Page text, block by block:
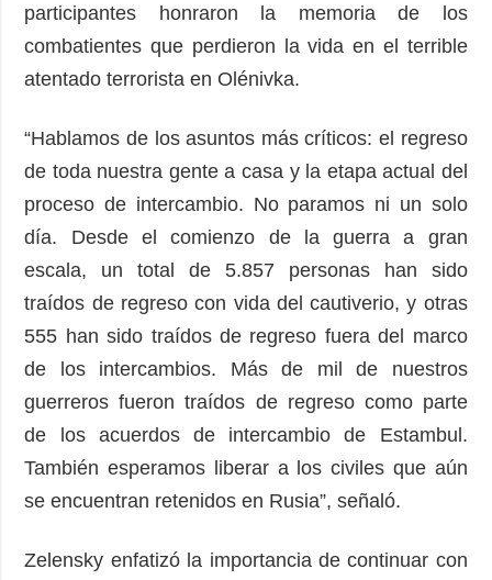
participantes honraron la memoria de los
combatientes que perdieron la vida en el terrible
atentado terrorista en Olénivka.
“Hablamos de los asuntos más críticos: el regreso
de toda nuestra gente a casa y la etapa actual del
proceso de intercambio. No paramos ni un solo
día. Desde el comienzo de la guerra a gran
escala, un total de 5.857 personas han sido
traídos de regreso con vida del cautiverio, y otras
555 han sido traídos de regreso fuera del marco
de los intercambios. Más de mil de nuestros
guerreros fueron traídos de regreso como parte
de los acuerdos de intercambio de Estambul.
También esperamos liberar a los civiles que aún
se encuentran retenidos en Rusia”, señaló.
Zelensky enfatizó la importancia de continuar con